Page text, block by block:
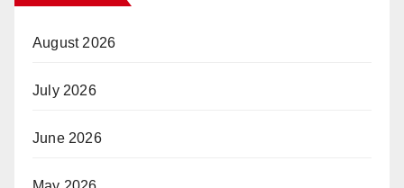
August 2026
July 2026
June 2026